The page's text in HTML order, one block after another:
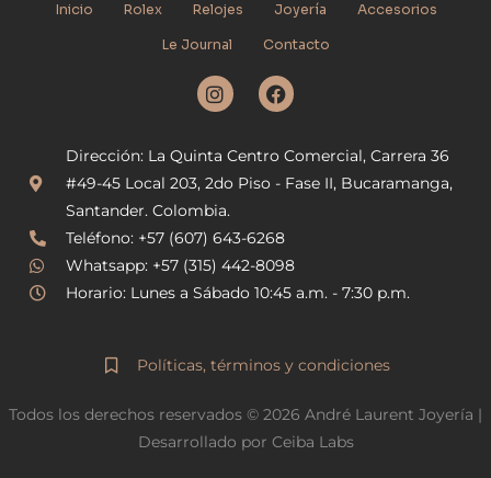
Inicio Rolex Relojes Joyería
Accesorios
Le Journal
Contacto
I
n
a
g
r
a
m
F
a
b
o
Dirección: La Quinta Centro Comercial, Carrera 36
#49-45 Local 203, 2do Piso - Fase II, Bucaramanga,
Santander. Colombia.
Teléfono: +57 (607) 643-6268
Whatsapp: +57 (315) 442-8098
Horario: Lunes a Sábado 10:45 a.m. - 7:30 p.m.
Políticas, términos y condiciones
Todos los derechos reservados © 2026 André Laurent Joyería |
Desarrollado por Ceiba Labs